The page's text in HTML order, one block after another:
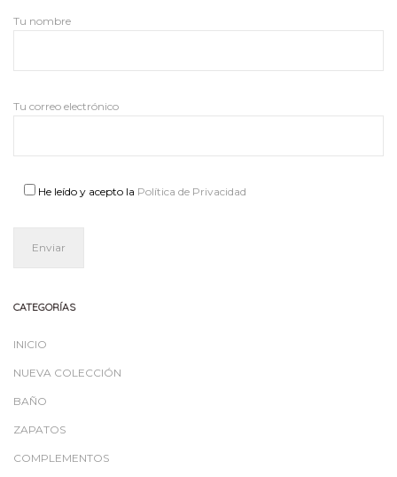
Tu nombre
Tu correo electrónico
He leído y acepto la Política de Privacidad
CATEGORÍAS
INICIO
NUEVA COLECCIÓN
BAÑO
ZAPATOS
COMPLEMENTOS